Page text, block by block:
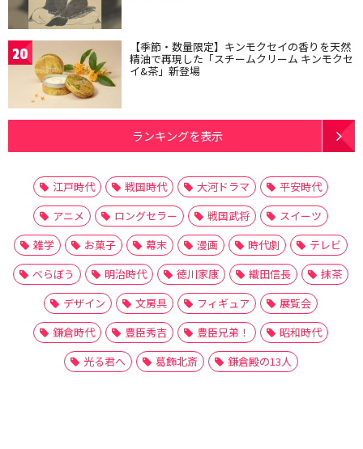
20 【季節・数量限定】キンモクセイの香りを天然
精油で再現した「スチームクリーム キンモクセ
イ&茶」新登場
ランキングを表示
江戸時代 戦国時代 大河ドラマ
平安時代
アニメ
ロングセラー 戦国武将
スイーツ
雑学
お菓子 幕末 漫画 時代劇
テレビ
べらぼう
明治時代 徳川家康 織田信長
抹茶
デザイン
文房具 フィギュア
展覧会
鎌倉時代
豊臣秀吉 豊臣兄弟！
昭和時代
光る君へ
葛飾北斎 鎌倉殿の13人